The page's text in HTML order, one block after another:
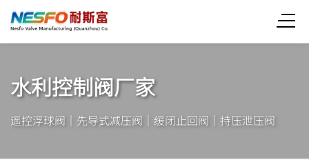
水利控制阀厂家
遥控浮球阀｜先导式减压阀｜缓闭止回阀｜持压泄压阀